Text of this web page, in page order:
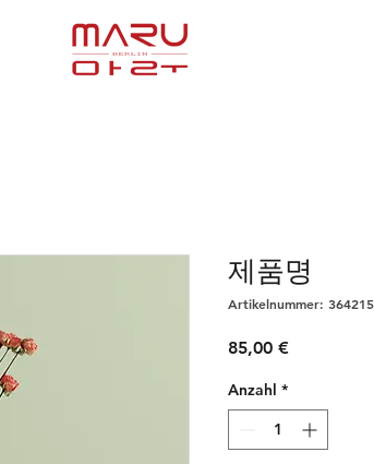
제품명
Artikelnummer:
85,00 €Preis
Anzahl *